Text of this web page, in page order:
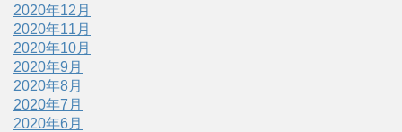
2020年12月
2020年11月
2020年10月
2020年9月
2020年8月
2020年7月
2020年6月